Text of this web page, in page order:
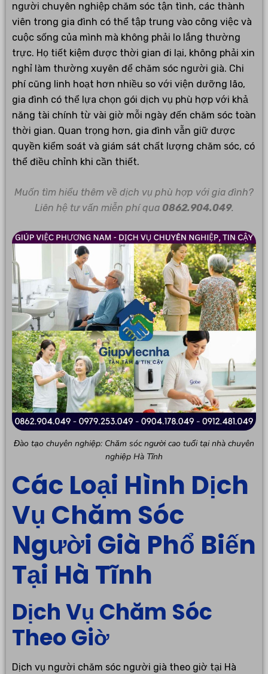
người chuyên nghiệp chăm sóc tận tình, các thành
viên trong gia đình có thể tập trung vào công việc và
cuộc sống của mình mà không phải lo lắng thường
trực. Họ tiết kiệm được thời gian đi lại, không phải xin
nghỉ làm thường xuyên để chăm sóc người già. Chi
phí cũng linh hoạt hơn nhiều so với viện dưỡng lão,
gia đình có thể lựa chọn gói dịch vụ phù hợp với khả
năng tài chính từ vài giờ mỗi ngày đến chăm sóc toàn
thời gian. Quan trọng hơn, gia đình vẫn giữ được
quyền kiểm soát và giám sát chất lượng chăm sóc, có
thể điều chỉnh khi cần thiết.
Muốn tìm hiểu thêm về dịch vụ phù hợp với gia đình?
Liên hệ tư vấn miễn phí qua 0862.904.049.
Đào tạo chuyên nghiệp: Chăm sóc người cao tuổi tại nhà chuyên
nghiệp Hà Tĩnh
Các Loại Hình Dịch
Vụ Chăm Sóc
Người Già Phổ Biến
Tại Hà Tĩnh
Dịch Vụ Chăm Sóc
Theo Giờ
Dịch vụ người chăm sóc người già theo giờ tại Hà